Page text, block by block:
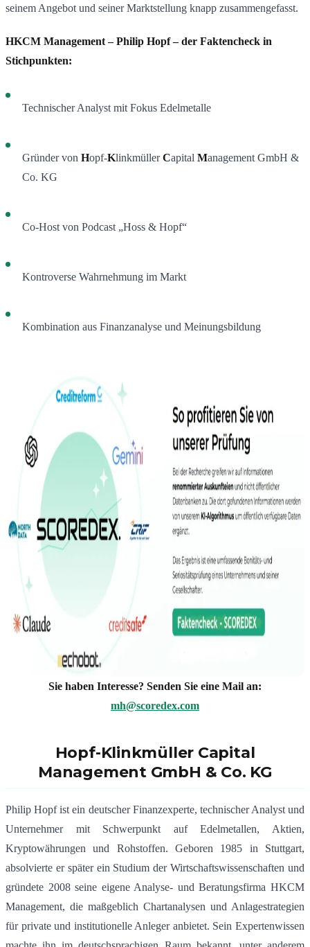
seinem Angebot und seiner Marktstellung knapp zusammengefasst.
HKCM Management – Philip Hopf – der Faktencheck in
Stichpunkten:
Technischer Analyst mit Fokus Edelmetalle
Gründer von Hopf-KlinkmüllerCapital Management GmbH &
Co. KG
Co-Host von Podcast „Hoss & Hopf“
Kontroverse Wahrnehmung im Markt
Kombination aus Finanzanalyse und Meinungsbildung
Sie haben Interesse? Senden Sie eine Mail an:
mh@scoredex.com
Hopf-Klinkmüller Capital
Management GmbH & Co. KG
Philip Hopf ist ein deutscher Finanzexperte, technischer Analyst und
Unternehmer mit Schwerpunkt auf Edelmetallen, Aktien,
Kryptowährungen und Rohstoffen. Geboren 1985 in Stuttgart,
absolvierte er später ein Studium der Wirtschaftswissenschaften und
gründete 2008 seine eigene Analyse- und Beratungsfirma HKCM
Management, die maßgeblich Chartanalysen und Anlagestrategien
für private und institutionelle Anleger anbietet. Sein Expertenwissen